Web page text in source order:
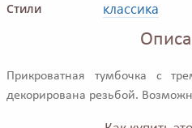
Стили классика
Прикроватная тумбочка с
декорирована резьбой.